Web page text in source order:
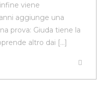
viene
aggiunge una
prova: Giuda tiene la
altro dai […]